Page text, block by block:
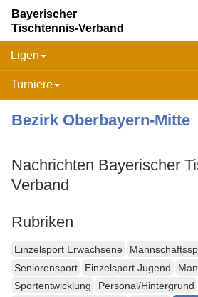
Bayerischer
Tischtennis-Verband
Ligen
Turniere
Bezirk Oberbayern-Mitte
Nachrichten Bayerischer
Verband
Rubriken
Einzelsport Erwachsene
Seniorensport
Einzelsport Jugend
Sportentwicklung
Personal/Hintergrund